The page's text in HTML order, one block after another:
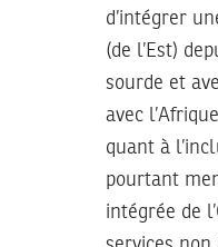
d’intégrer
(de l’Est)
sourde et
avec
quant à
pourtant
intégrée de